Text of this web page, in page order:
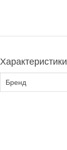
Характеристики
Бренд